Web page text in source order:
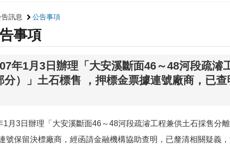
訊息 公告事項
事項
年1月3日辦理「大安溪斷面46～48河段疏濬
分）」土石標售 ，押標金票據連號廠商，已
1月3日辦理「大安溪斷面46～48河段疏濬工程兼供土石採售分
號保留決標廠商，經函請金融機構協助查明，已釐清相關疑義